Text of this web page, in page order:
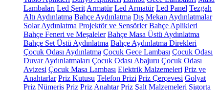
Lambaları Led Şerit Armatür Led Armatür Led Panel Tezgah
Altı Aydınlatma Bahçe Aydınlatma Dış Mekan Aydınlatmalar
Solar Aydınlatma Projektör ve Sensörler Bahçe Aplikleri
Bahçe Feneri ve Meşaleler Bahçe Masa Üstü Aydınlatma
Bahçe Set Üstü Aydınlatma Bahçe Aydınlatma Direkleri
Çocuk Odası Aydınlatma Çocuk Gece Lambası Çocuk Odası
Duvar Aydınlatmaları Çocuk Odası Abajuru Çocuk Odası
Avizesi Çocuk Masa Lambası Elektrik Malzemeleri Priz ve
Anahtarlar Priz Kutusu Telefon Prizi Priz Çerçevesi Golyat
Priz Nümeris Priz Priz Anahtar Priz Şalt Malzemeleri Sigorta